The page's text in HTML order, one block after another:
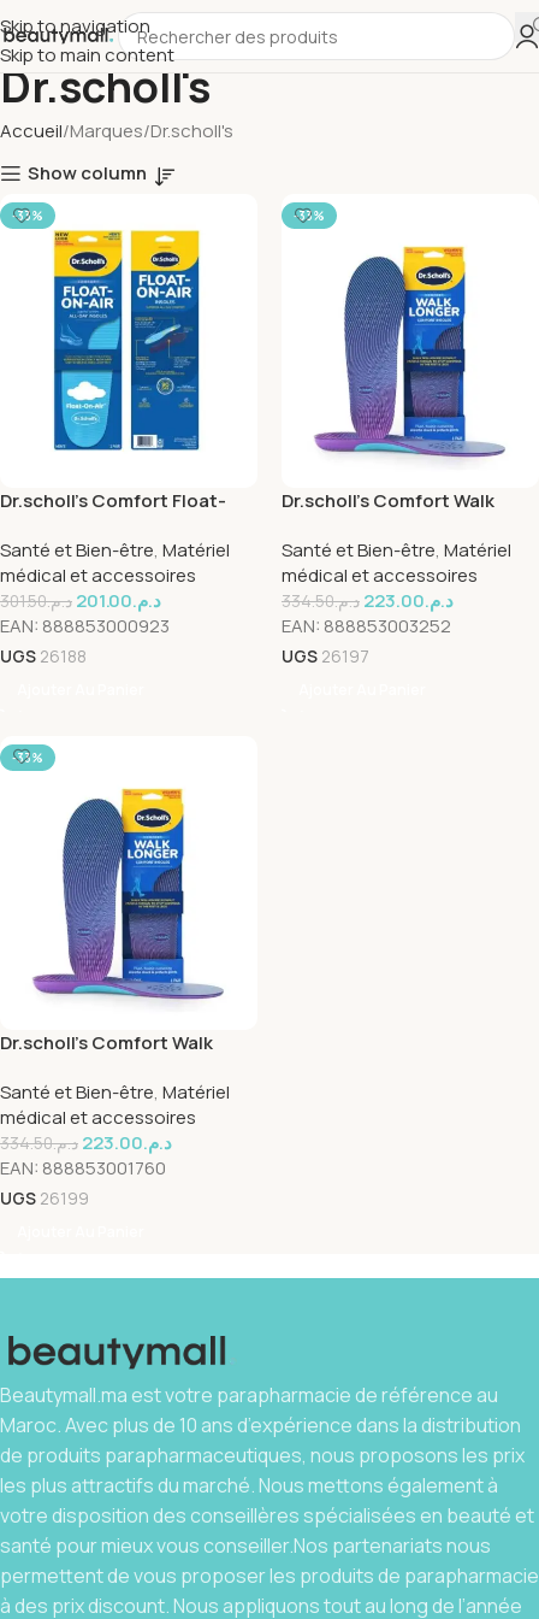
Skip to navigation
Skip to main content
Dr.scholl's
Accueil Marques Dr.scholl's
Show column
-33%
Dr.scholl’s Comfort Float-
Santé et Bien-être, Matériel
médical et accessoires
د.م.301.50 د.م.201.00
EAN: 888853000923
UGS 26188
-33%
Dr.scholl’s Comfort Walk
Santé et Bien-être, Matériel
médical et accessoires
د.م.334.50 د.م.223.00
EAN: 888853003252
UGS 26197
-33%
Dr.scholl’s Comfort Walk
Santé et Bien-être, Matériel
médical et accessoires
د.م.334.50 د.م.223.00
EAN: 888853001760
UGS 26199
Beautymall.ma est votre parapharmacie de référence au
Maroc. Avec plus de 10 ans d’expérience dans la distribution
de produits parapharmaceutiques, nous proposons les prix
les plus attractifs du marché. Nous mettons également à
votre disposition des conseillères spécialisées en beauté et
santé pour mieux vous conseiller.Nos partenariats nous
permettent de vous proposer les produits de parapharmacie
à des prix discount. Nous appliquons tout au long de l’année